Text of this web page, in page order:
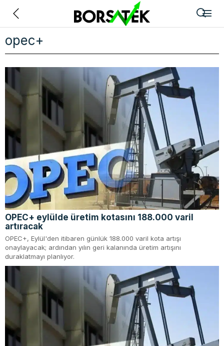
opec+
OPEC+ eylülde üretim kotasını 188.000 varil
artıracak
OPEC+, Eylül'den itibaren günlük 188.000 varil kota artışı
onaylayacak; ardından yılın geri kalanında üretim artışını
duraklatmayı planlıyor.